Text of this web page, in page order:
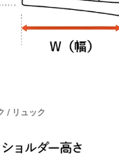
/ リュック